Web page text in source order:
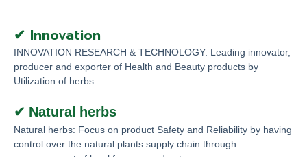
✔ Innovation
INNOVATION RESEARCH & TECHNOLOGY: Leading innovator,
producer and exporter of Health and Beauty products by
Utilization of herbs
✔ Natural herbs
Natural herbs: Focus on product Safety and Reliability by having
control over the natural plants supply chain through